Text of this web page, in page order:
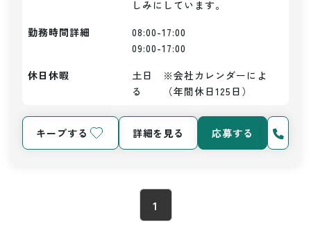
勤務時間詳細
08:00-17:00
09:00-17:00
休日休暇
土日　※会社カレンダーによ
る　　（年間休日125日）
キープする 詳細を見る 応募する
1